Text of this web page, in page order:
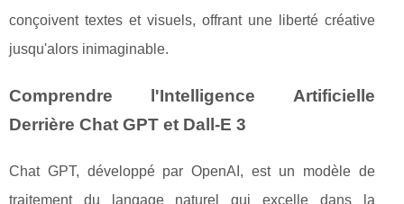
conçoivent textes et visuels, offrant une liberté créative
jusqu'alors inimaginable.
Comprendre l'Intelligence Artificielle
Derrière Chat GPT et Dall-E 3
Chat GPT, développé par OpenAI, est un modèle de
traitement du langage naturel qui excelle dans la